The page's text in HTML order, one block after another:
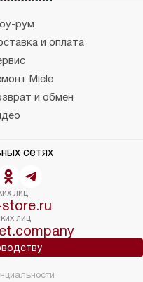
рум
и оплата
Miele
и обмен
сетях
лиц
store.ru
лиц